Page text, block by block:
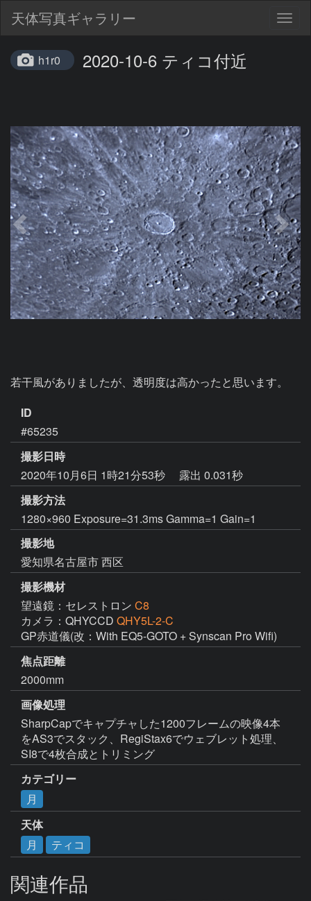
天体写真ギャラリー
h1r0 2020-10-6 ティコ付近
若干風がありましたが、透明度は高かったと思います。
ID
#65235
撮影日時
2020年10月6日 1時21分53秒
露出 0.031秒
撮影方法
1280×960 Exposure=31.3ms Gamma=1 Gain=1
撮影地
愛知県名古屋市 西区
撮影機材
望遠鏡：セレストロン C8
カメラ：QHYCCD QHY5L-2-C
GP赤道儀(改：With EQ5-GOTO + Synscan Pro Wifi)
焦点距離
2000mm
画像処理
SharpCapでキャプチャした1200フレームの映像4本
をAS3でスタック、RegiStax6でウェブレット処理、
SI8で4枚合成とトリミング
カテゴリー
月
天体
月
ティコ
関連作品